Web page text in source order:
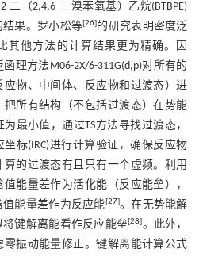
二（2,4,6-三溴苯氧基）乙烷(BTBPE)
果。罗小松等[26] 的研究表明密度泛
其他方法的计算结果更为精确。因
理方法M06-2X/6-311G(d,p)对所有的
应物、中间体、反应物和过渡态）进
把所有结构（不包括过渡态）在势能
最小值，通过TS方法寻找过渡态，
标(IRC)进行计算验证，确保反应物
的过渡态有且只有一个虚频。利用
能量差作为活化能（反应能垒），
能量差作为反应能[27]。在无势能解
键解离能看作反应能垒[28]。此外，
零振动能量修正。键解离能计算公式